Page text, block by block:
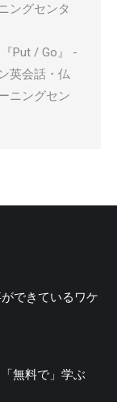
ングセンタ
Put / Go』 -
英会話・仏
ニングセン
できているワケ
無料で」学ぶ